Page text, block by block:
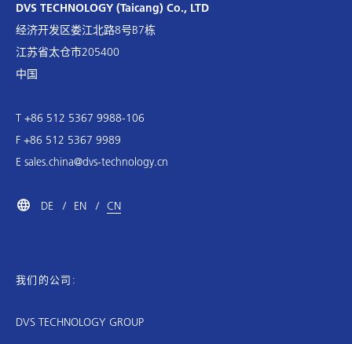
DVS TECHNOLOGY (Taicang) Co., LTD
经济开发区娄江北路8号B7栋
江苏省太仓市205400
中国
T +86 512 5367 9988-106
F +86 512 5367 9989
E sales.china@dvs-technology.cn
DE EN CN
我们的公司:
DVS TECHNOLOGY GROUP